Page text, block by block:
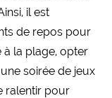
il est
de repos pour
à la plage, opter
soirée de jeux
ralentir pour